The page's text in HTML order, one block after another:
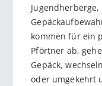
kommen für ein
Pförtner ab,
Gepäck,
oder umgekehrt